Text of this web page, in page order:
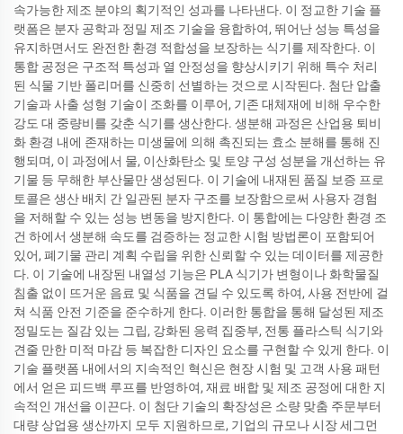
속가능한 제조 분야의 획기적인 성과를 나타낸다. 이 정교한 기술 플
랫폼은 분자 공학과 정밀 제조 기술을 융합하여, 뛰어난 성능 특성을
유지하면서도 완전한 환경 적합성을 보장하는 식기를 제작한다. 이
통합 공정은 구조적 특성과 열 안정성을 향상시키기 위해 특수 처리
된 식물 기반 폴리머를 신중히 선별하는 것으로 시작된다. 첨단 압출
기술과 사출 성형 기술이 조화를 이루어, 기존 대체재에 비해 우수한
강도 대 중량비를 갖춘 식기를 생산한다. 생분해 과정은 산업용 퇴비
화 환경 내에 존재하는 미생물에 의해 촉진되는 효소 분해를 통해 진
행되며, 이 과정에서 물, 이산화탄소 및 토양 구성 성분을 개선하는 유
기물 등 무해한 부산물만 생성된다. 이 기술에 내재된 품질 보증 프로
토콜은 생산 배치 간 일관된 분자 구조를 보장함으로써 사용자 경험
을 저해할 수 있는 성능 변동을 방지한다. 이 통합에는 다양한 환경 조
건 하에서 생분해 속도를 검증하는 정교한 시험 방법론이 포함되어
있어, 폐기물 관리 계획 수립을 위한 신뢰할 수 있는 데이터를 제공한
다. 이 기술에 내장된 내열성 기능은 PLA 식기가 변형이나 화학물질
침출 없이 뜨거운 음료 및 식품을 견딜 수 있도록 하여, 사용 전반에 걸
쳐 식품 안전 기준을 준수하게 한다. 이러한 통합을 통해 달성된 제조
정밀도는 질감 있는 그립, 강화된 응력 집중부, 전통 플라스틱 식기와
견줄 만한 미적 마감 등 복잡한 디자인 요소를 구현할 수 있게 한다. 이
기술 플랫폼 내에서의 지속적인 혁신은 현장 시험 및 고객 사용 패턴
에서 얻은 피드백 루프를 반영하여, 재료 배합 및 제조 공정에 대한 지
속적인 개선을 이끈다. 이 첨단 기술의 확장성은 소량 맞춤 주문부터
대량 상업용 생산까지 모두 지원하므로, 기업의 규모나 시장 세그먼